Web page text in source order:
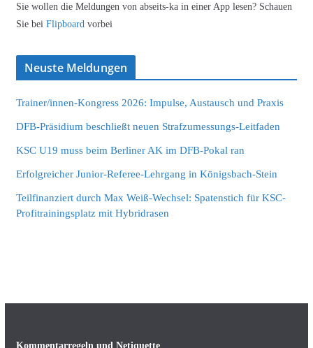
Sie wollen die Meldungen von abseits-ka in einer App lesen? Schauen
Sie bei Flipboard vorbei
Neuste Meldungen
Trainer/innen-Kongress 2026: Impulse, Austausch und Praxis
DFB-Präsidium beschließt neuen Strafzumessungs-Leitfaden
KSC U19 muss beim Berliner AK im DFB-Pokal ran
Erfolgreicher Junior-Referee-Lehrgang in Königsbach-Stein
Teilfinanziert durch Max Weiß-Wechsel: Spatenstich für KSC-
Profitrainingsplatz mit Hybridrasen
Kommentarregeln und Netiquette